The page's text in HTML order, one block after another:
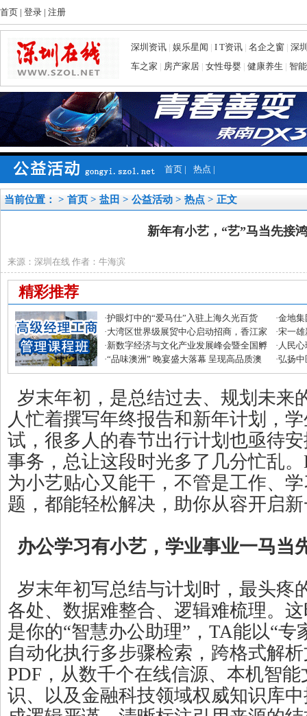
首页 | 登录 | 注册
深圳资讯 | 娱乐星闻 | I T资讯 | 名企之窗 | 深
车之家 | 房产家居 | 女性母婴 | 健康养生 | 智
首页 | 热点 |
当前位置： > 首页 > 盐田 > 公益活动 > 热点 > 正文
新年有小艺，“艺”马当先接
来源：深圳在线 作者：牛海滨
精彩推荐
·护眼灯中的“爱马仕”入驻上海久光百货 ·金地集
磅优惠
·大湾区世界级展贸中心启动招商，香江家
居打造建材家居业“东方米兰展”
·宋一雄
生逆袭
·新数字经济与文化产业发展峰会暨全国孵
化中心年度盛典圆满收官
· 人民
·“品味澳洲” 晚宴盛大落幕 呈现高品质澳
式美味
·弘扬中
滋补节
岁末年初，是总结过去、规划未来
人忙着撰写年终报告和新年计划，
试，很多人的春节出行计划也亟待
事务，总让这段时光多了几分忙乱。
为小艺贴心又能干，不管是工作、
题，都能轻松解决，助你从容开启
办公学习有小艺，学业事业一马当
岁末年初写总结与计划时，最头疼
各处、数据难整合、逻辑难梳理。
是你的“智慧办公助理”，TA能以“专
自动化执行多步骤检索，跨格式解
PDF，从数千个在线信源、本机智
识、以及金融科技领域权威知识库